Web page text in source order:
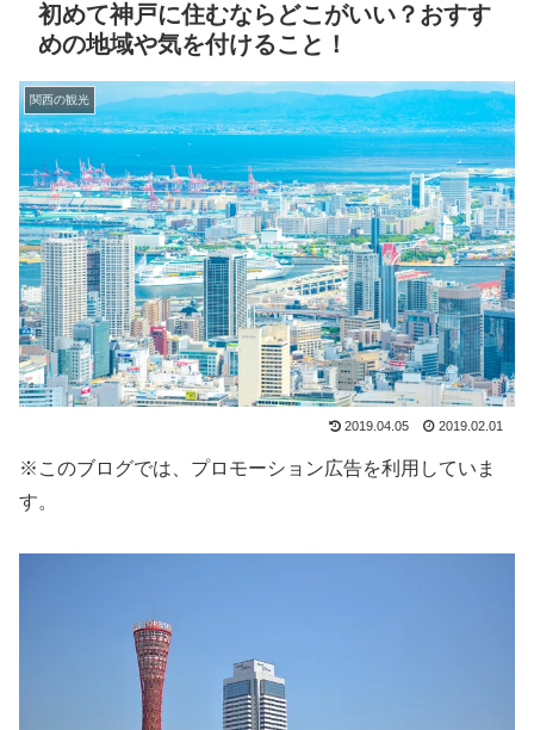
初めて神戸に住むならどこがいい？おすす
めの地域や気を付けること！
関西の観光
2019.04.05 2019.02.01
※このブログでは、プロモーション広告を利用していま
す。